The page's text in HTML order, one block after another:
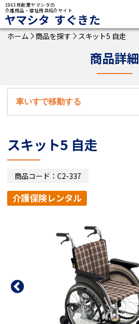
1963年創業ヤマシタの
介護用品・福祉用具紹介サイト
ホーム 商品を探す スキット5 自走
商品詳細
スキット5 自走
商品コード：C2-337
介護保険レンタル